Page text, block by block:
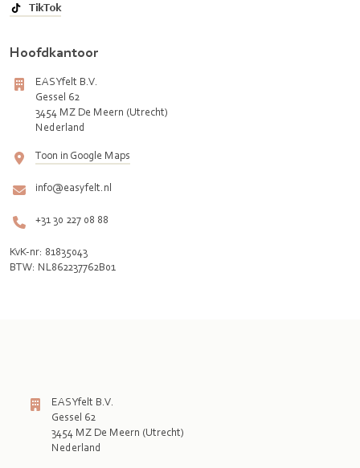
TikTok
Hoofdkantoor
EASYfelt B.V.
Gessel 62
3454 MZ De Meern (Utrecht)
Nederland
Toon in Google Maps
info@easyfelt.nl
+31 30 227 08 88
KvK-nr: 81835043
BTW: NL862237762B01
EASYfelt B.V.
Gessel 62
3454 MZ De Meern (Utrecht)
Nederland